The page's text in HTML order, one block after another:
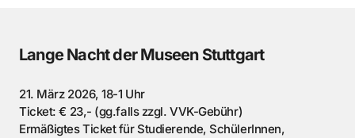
Lange Nacht der Museen Stuttgart
21. März 2026, 18-1 Uhr
Ticket: € 23,- (gg.falls zzgl. VVK-Gebühr)
Ermäßigtes Ticket für Studierende, SchülerInnen,